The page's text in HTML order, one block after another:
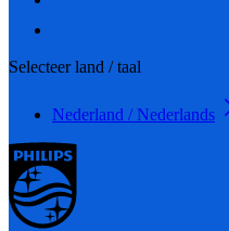
Selecteer land / taal
Nederland / Nederlands